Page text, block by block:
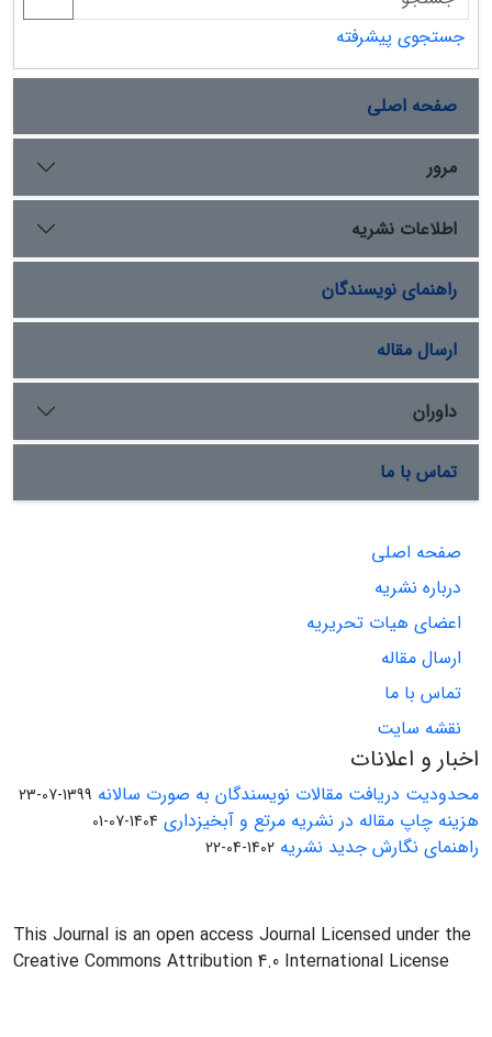
جستجوی پیشرفته
صفحه اصلی
مرور
اطلاعات نشریه
راهنمای نویسندگان
ارسال مقاله
داوران
تماس با ما
صفحه اصلی
درباره نشریه
اعضای هیات تحریریه
ارسال مقاله
تماس با ما
نقشه سایت
اخبار و اعلانات
محدودیت دریافت مقالات نویسندگان به صورت سالانه 1399-07-23
هزینه چاپ مقاله در نشریه مرتع و آبخیزداری 1404-07-01
راهنمای نگارش جدید نشریه 1402-04-22
This Journal is an open access Journal Licensed under the
Creative Commons Attribution 4.0 International License